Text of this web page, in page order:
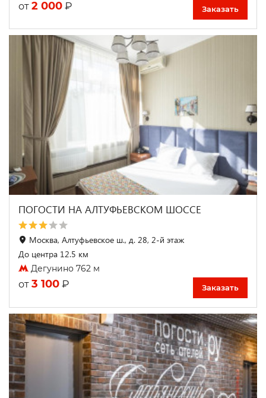
от 2 000 ₽ Заказать
ПОГОСТИ НА АЛТУФЬЕВСКОМ ШОССЕ
Москва, Алтуфьевское ш., д. 28, 2-й этаж
До центра 12.5 км
Дегунино 762 м
от 3 100 ₽ Заказать